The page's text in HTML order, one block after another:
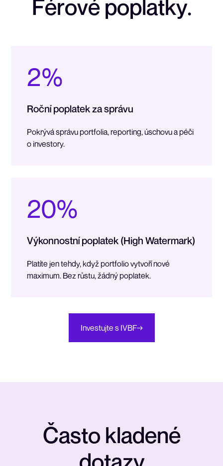
Férové poplatky.
2%
Roční poplatek za správu
Pokrývá správu portfolia, reporting, úschovu a péči
o investory.
20%
Výkonnostní poplatek (High Watermark)
Platíte jen tehdy, když portfolio vytvoří nové
maximum. Bez růstu, žádný poplatek.
Investujte s IVBF→
Často kladené